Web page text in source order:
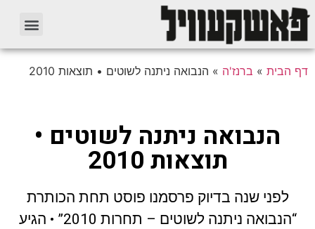
דף הבית » ברנז'ה » הנבואה ניתנה לשוטים • תוצאות 2010
הנבואה ניתנה לשוטים •
תוצאות 2010
לפני שנה בדיוק פרסמנו פוסט תחת הכותרת
“הנבואה ניתנה לשוטים – תחרות 2010” • הגיע